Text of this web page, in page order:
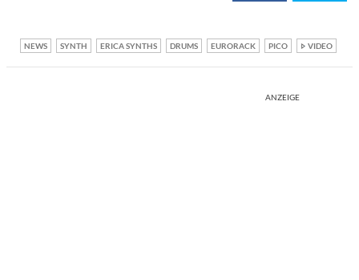
NEWS SYNTH ERICA SYNTHS DRUMS EURORACK PICO VIDEO
ANZEIGE